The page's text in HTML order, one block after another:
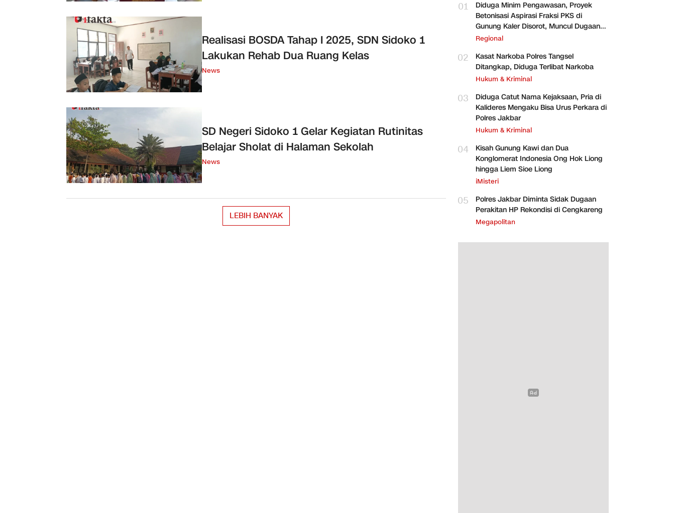
Realisasi BOSDA Tahap I 2025, SDN Sidoko 1
Lakukan Rehab Dua Ruang Kelas
News
SD Negeri Sidoko 1 Gelar Kegiatan Rutinitas
Belajar Sholat di Halaman Sekolah
News
LEBIH BANYAK
01
Diduga Minim Pengawasan, Proyek
Betonisasi Aspirasi Fraksi PKS di
Gunung Kaler Disorot, Muncul Dugaan
Pengurangan Volume
Regional
02
Kasat Narkoba Polres Tangsel
Ditangkap, Diduga Terlibat Narkoba
Hukum & Kriminal
03
Diduga Catut Nama Kejaksaan, Pria di
Kalideres Mengaku Bisa Urus Perkara di
Polres Jakbar
Hukum & Kriminal
04
Kisah Gunung Kawi dan Dua
Konglomerat Indonesia Ong Hok Liong
hingga Liem Sioe Liong
iMisteri
05
Polres Jakbar Diminta Sidak Dugaan
Perakitan HP Rekondisi di Cengkareng
Megapolitan